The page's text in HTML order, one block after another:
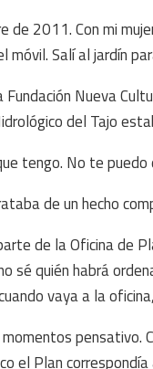
de 2011. Con mi
móvil. Salí al jardín
Nueva
del Tajo
tengo. No te puedo
de un hecho
de la Oficina de
sé quién habrá
vaya a la
el Plan